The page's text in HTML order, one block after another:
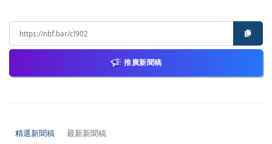
推廣新聞稿
精選新聞稿 最新新聞稿